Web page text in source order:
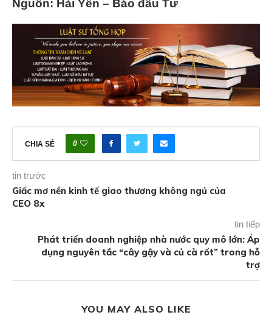
Nguồn: Hải Yến – Báo đầu Tư
CHIA SẺ 0
tin trước
Giấc mơ nền kinh tế giao thương không ngủ của
CEO 8x
tin tiếp
Phát triển doanh nghiệp nhà nước quy mô lớn: Áp
dụng nguyên tắc “cây gậy và củ cà rốt” trong hỗ
trợ
YOU MAY ALSO LIKE